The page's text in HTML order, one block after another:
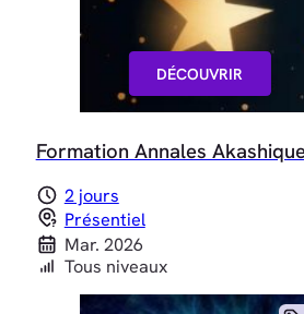
DÉCOUVRIR
Formation Annales
2 jours
Présentiel
Mar. 2026
Tous niveaux